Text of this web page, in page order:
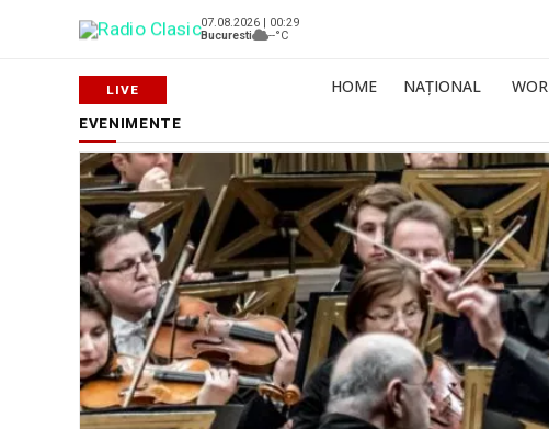
07.08.2026 | 00:29
Bucuresti
--°C
HOME NAȚIONAL
EVENIMENTE